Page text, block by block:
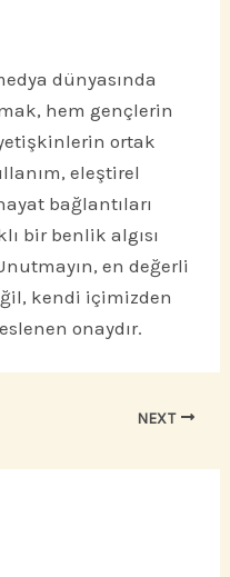
dünyasında
hem gençlerin
ortak
eleştirel
bağlantıları
bir benlik algısı
en değerli
kendi içimizden
onaydır.
NEXT